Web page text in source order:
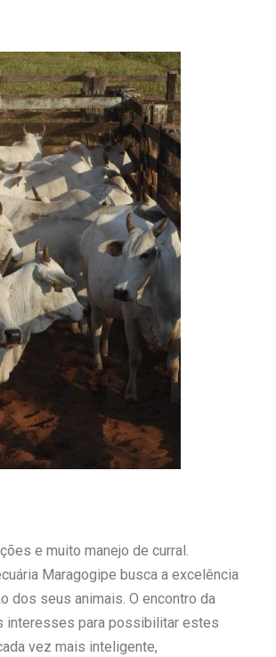
e muito manejo de curral.
Maragogipe busca a excelência
dos seus animais. O encontro da
interesses para possibilitar estes
vez mais inteligente,